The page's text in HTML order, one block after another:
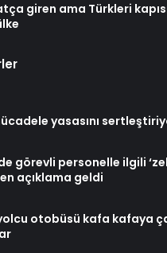
giren ama Türkleri
yasasını
görevli personelle ilgili
açıklama geldi
otobüsü kafa kafaya